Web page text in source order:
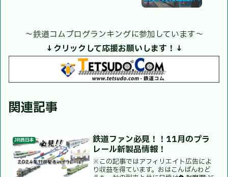
〜鉄道コムブログランキングに参加しています〜
↓クリックして応援お願いします！↓
関連記事
JR西日本
鉄道ファン必見！！11月のプラ
レール新製品情報！
※この記事ではアフィリエイト広告によ
り収益を得ています。おはこんばんわど